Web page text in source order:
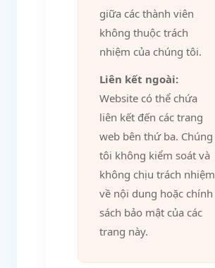
giữa các thành viên
không thuộc trách
nhiệm của chúng tôi.
Liên kết ngoài:
Website có thể chứa
liên kết đến các trang
web bên thứ ba. Chúng
tôi không kiểm soát và
không chịu trách nhiệm
về nội dung hoặc chính
sách bảo mật của các
trang này.